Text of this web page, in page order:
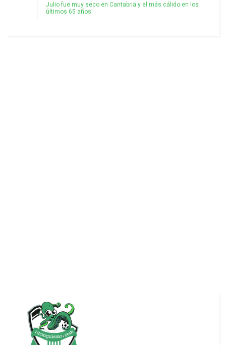
Julio fue muy seco en Cantabria y el más cálido en los
últimos 65 años